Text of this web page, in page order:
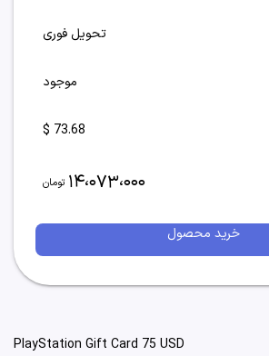
PlayStation Gift Card 75 USD
تحویل فوری
موجود
73.68 $
14،073،000 تومان
خرید محصول